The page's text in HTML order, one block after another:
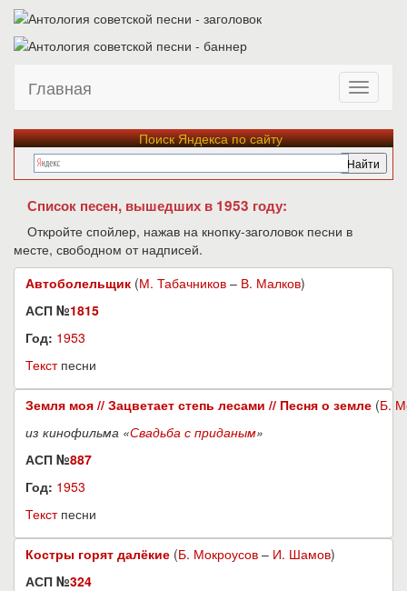
Главная
Поиск Яндекса по сайту
Список песен, вышедших в 1953 году:
Откройте спойлер, нажав на кнопку-заголовок песни в
месте, свободном от надписей.
Автоболельщик (М. Табачников – В. Малков)
АСП №1815
Год: 1953
Текстпесни
Земля моя // Зацветает степь лесами // Песня о земле (Б.
из кинофильма «Свадьба с приданым»
АСП №887
Год: 1953
Текстпесни
Костры горят далёкие (Б. Мокроусов – И. Шамов)
АСП №324